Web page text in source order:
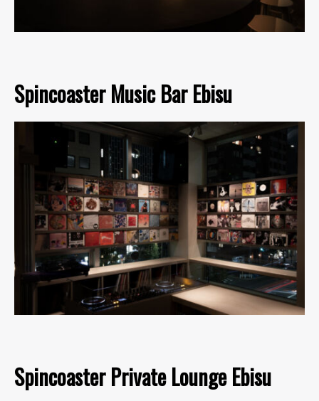
Spincoaster Music Bar Ebisu
Spincoaster Private Lounge Ebisu